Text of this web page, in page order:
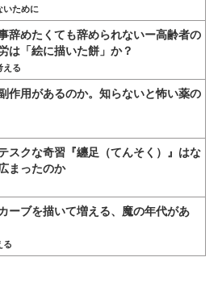
いために
辞めたくても辞められないー高齢者の
は「絵に描いた餅」か？
える
作用があるのか。知らないと怖い薬の
スクな奇習『纏足（てんそく）』はな
まったのか
ーブを描いて増える、魔の年代があ
る